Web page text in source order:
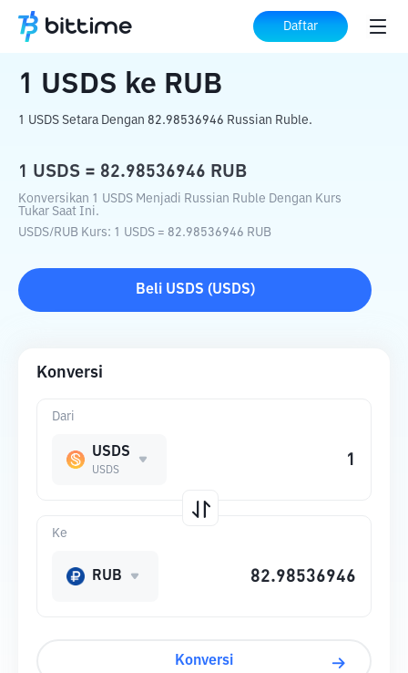
Daftar
Beranda Konverter Kripto RUB
1 USDS ke RUB
1 USDS Setara Dengan 82.98536946 Russian Ruble.
1 USDS = 82.98536946 RUB
Konversikan 1 USDS Menjadi Russian Ruble Dengan Kurs
Tukar Saat Ini.
USDS/RUB Kurs: 1 USDS = 82.98536946 RUB
Beli USDS (USDS)
Konversi
Dari
USDS
USDS
Ke
RUB
Konversi